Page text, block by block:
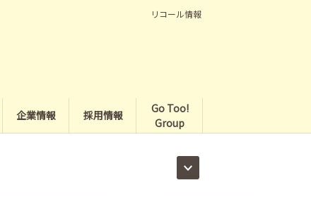
企業情報 採用情報
Go Too!
Group
リコール情報